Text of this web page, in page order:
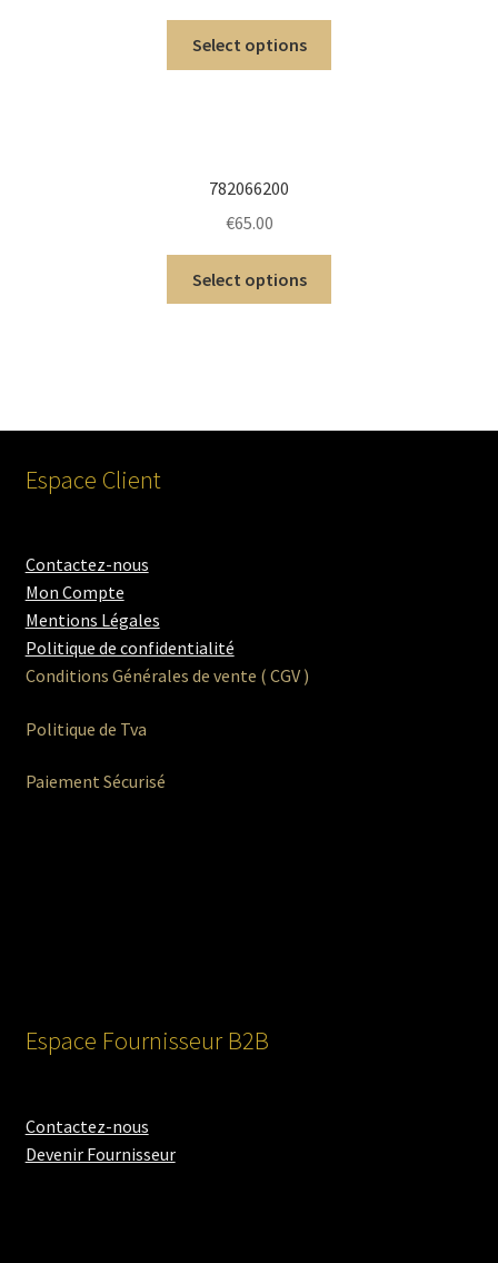
Select options
782066200
€65.00
Select options
Espace Client
Contactez-nous
Mon Compte
Mentions Légales
Politique de confidentialité
Conditions Générales de vente ( CGV )
Politique de Tva
Paiement Sécurisé
Espace Fournisseur B2B
Contactez-nous
Devenir Fournisseur